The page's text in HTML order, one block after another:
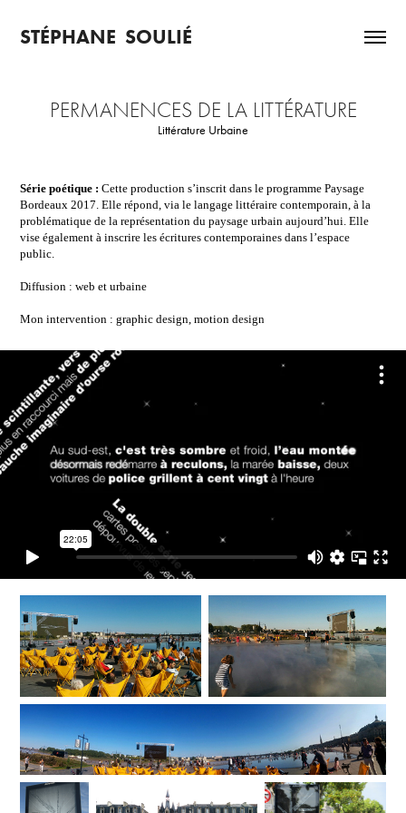
STÉPHANE  SOULIÉ
PERMANENCES DE LA LITTÉRATURE
Littérature Urbaine
Série poétique :Cette production s’inscrit dans le programme Paysage
Bordeaux 2017. Elle répond, via le langage littéraire contemporain, à la
problématique de la représentation du paysage urbain aujourd’hui. Elle
vise également à inscrire les écritures contemporaines dans l’espace
public.
Diffusion : web et urbaine
Mon intervention : graphic design, motion design​​​​​​​